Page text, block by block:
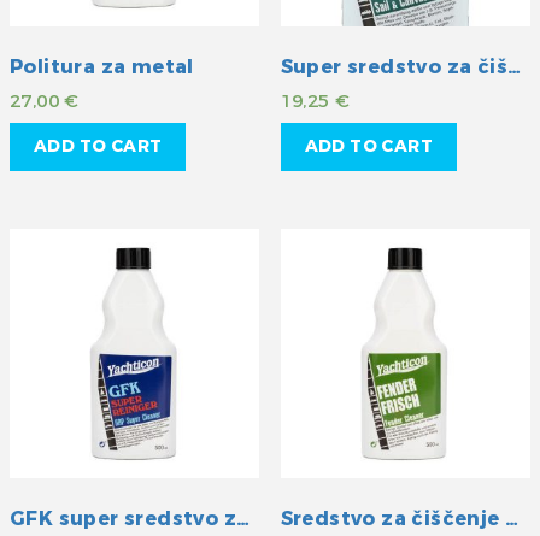
Politura za metal
27,00€
ADD TO CART
Super sredstvo za čišćenje jedara i platna
19,25€
ADD TO CART
GFK super sredstvo za čišćenje Sredstvo za čiščenje bokobrana